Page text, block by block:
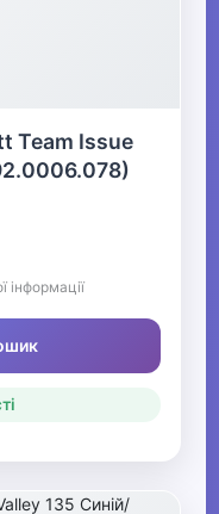
Team Issue
інформації